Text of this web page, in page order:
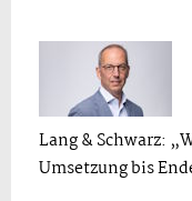
Lang & Schwarz:
Umsetzung bis